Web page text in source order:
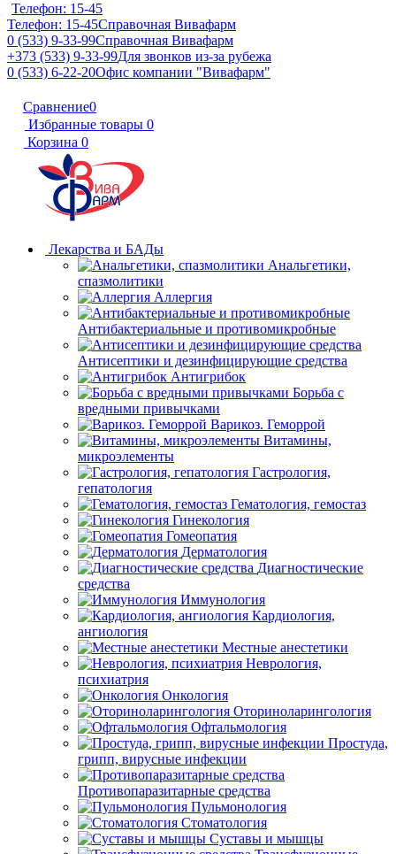
Телефон: 15-45
Телефон: 15-45Справочная Вивафарм
0 (533) 9-33-99Справочная Вивафарм
+373 (533) 9-33-99Для звонков из-за рубежа
0 (533) 6-22-20Офис компании "Вивафарм"
Сравнение0
Избранные товары 0
Корзина 0
Лекарства и БАДы
Анальгетики,
спазмолитики
Аллергия
Антибактериальные и противомикробные
Антисептики и дезинфицирующие средства
Антигрибок
Борьба с
вредными привычками
Варикоз. Геморрой
Витамины,
микроэлементы
Гастрология,
гепатология
Гематология, гемостаз
Гинекология
Гомеопатия
Дерматология
Диагностические
средства
Иммунология
Кардиология,
ангиология
Местные анестетики
Неврология,
психиатрия
Онкология
Оториноларингология
Офтальмология
Простуда,
грипп, вирусные инфекции
Противопаразитарные средства
Пульмонология
Стоматология
Суставы и мышцы